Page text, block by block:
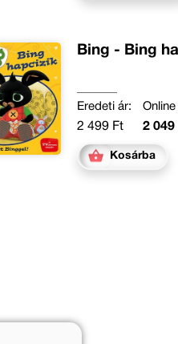
Bing - Bing
Eredeti ár:
2 499 Ft
Online
2 049
Kosárba